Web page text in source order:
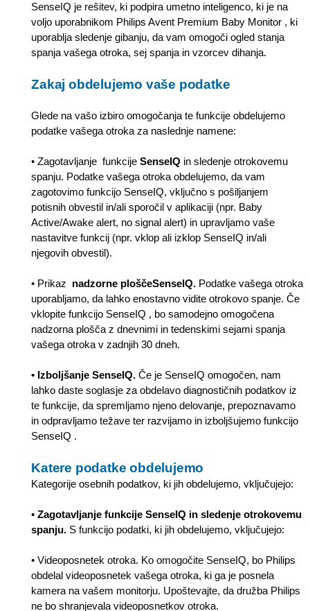
SenseIQ je rešitev, ki podpira umetno inteligenco, ki je na
voljo uporabnikom Philips Avent Premium Baby Monitor , ki
uporablja sledenje gibanju, da vam omogoči ogled stanja
spanja vašega otroka, sej spanja in vzorcev dihanja.
Zakaj obdelujemo vaše podatke
Glede na vašo izbiro omogočanja te funkcije obdelujemo
podatke vašega otroka za naslednje namene:
• Zagotavljanje funkcijeSenseIQ in sledenje otrokovemu
spanju. Podatke vašega otroka obdelujemo, da vam
zagotovimo funkcijo SenseIQ, vključno s pošiljanjem
potisnih obvestil in/ali sporočil v aplikaciji (npr. Baby
Active/Awake alert, no signal alert) in upravljamo vaše
nastavitve funkcij (npr. vklop ali izklop SenseIQ in/ali
njegovih obvestil).
• Prikaz nadzorne ploščeSenseIQ. Podatke vašega otroka
uporabljamo, da lahko enostavno vidite otrokovo spanje. Če
vklopite funkcijo SenseIQ , bo samodejno omogočena
nadzorna plošča z dnevnimi in tedenskimi sejami spanja
vašega otroka v zadnjih 30 dneh.
• Izboljšanje SenseIQ. Če je SenseIQ omogočen, nam
lahko daste soglasje za obdelavo diagnostičnih podatkov iz
te funkcije, da spremljamo njeno delovanje, prepoznavamo
in odpravljamo težave ter razvijamo in izboljšujemo funkcijo
SenseIQ .
Katere podatke obdelujemo
Kategorije osebnih podatkov, ki jih obdelujemo, vključujejo:
•Zagotavljanje funkcije SenseIQ in sledenje otrokovemu
spanju. S funkcijo podatki, ki jih obdelujemo, vključujejo:
• Videoposnetek otroka. Ko omogočite SenseIQ, bo Philips
obdelal videoposnetek vašega otroka, ki ga je posnela
kamera na vašem monitorju. Upoštevajte, da družba Philips
ne bo shranjevala videoposnetkov otroka.